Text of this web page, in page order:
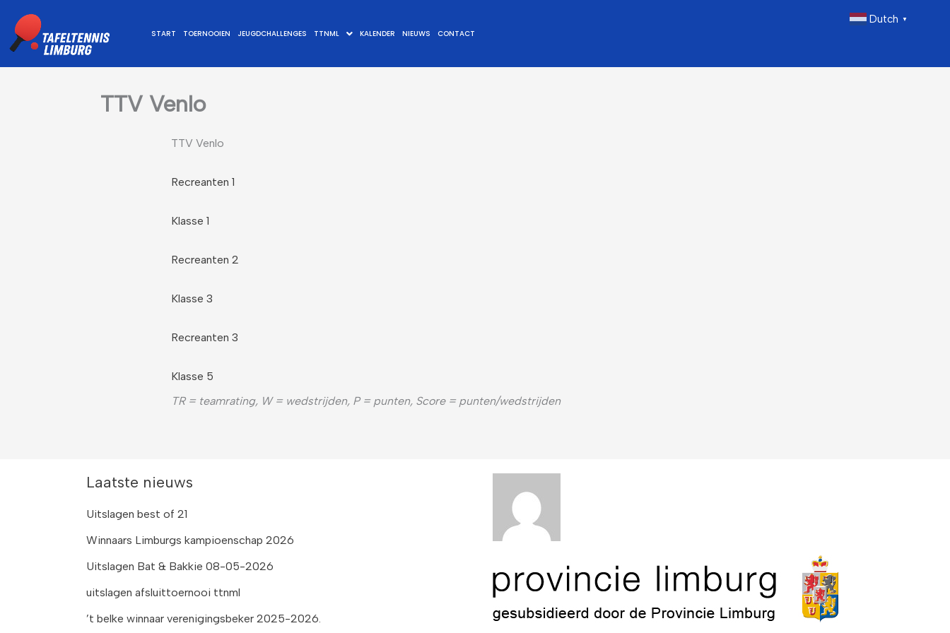
naar
de
START TOERNOOIEN JEUGDCHALLENGES TTNML KALENDER NIEUWS CONTACT
Dutch ▼
TTV Venlo
TTV Venlo
Recreanten 1
Klasse 1
Recreanten 2
Klasse 3
Recreanten 3
Klasse 5
TR = teamrating, W = wedstrijden, P = punten, Score = punten/wedstrijden
Laatste nieuws
Uitslagen best of 21
Winnaars Limburgs kampioenschap 2026
Uitslagen Bat & Bakkie 08-05-2026
uitslagen afsluittoernooi ttnml
’t belke winnaar verenigingsbeker 2025-2026.